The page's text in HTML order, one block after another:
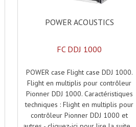
POWER ACOUSTICS
FC DDJ 1000
POWER case Flight case DDJ 1000.
Flight en multiplis pour contrôleur
Pionner DDJ 1000. Caractéristiques
techniques : Flight en multiplis pour
contrôleur Pionner DDJ 1000 et